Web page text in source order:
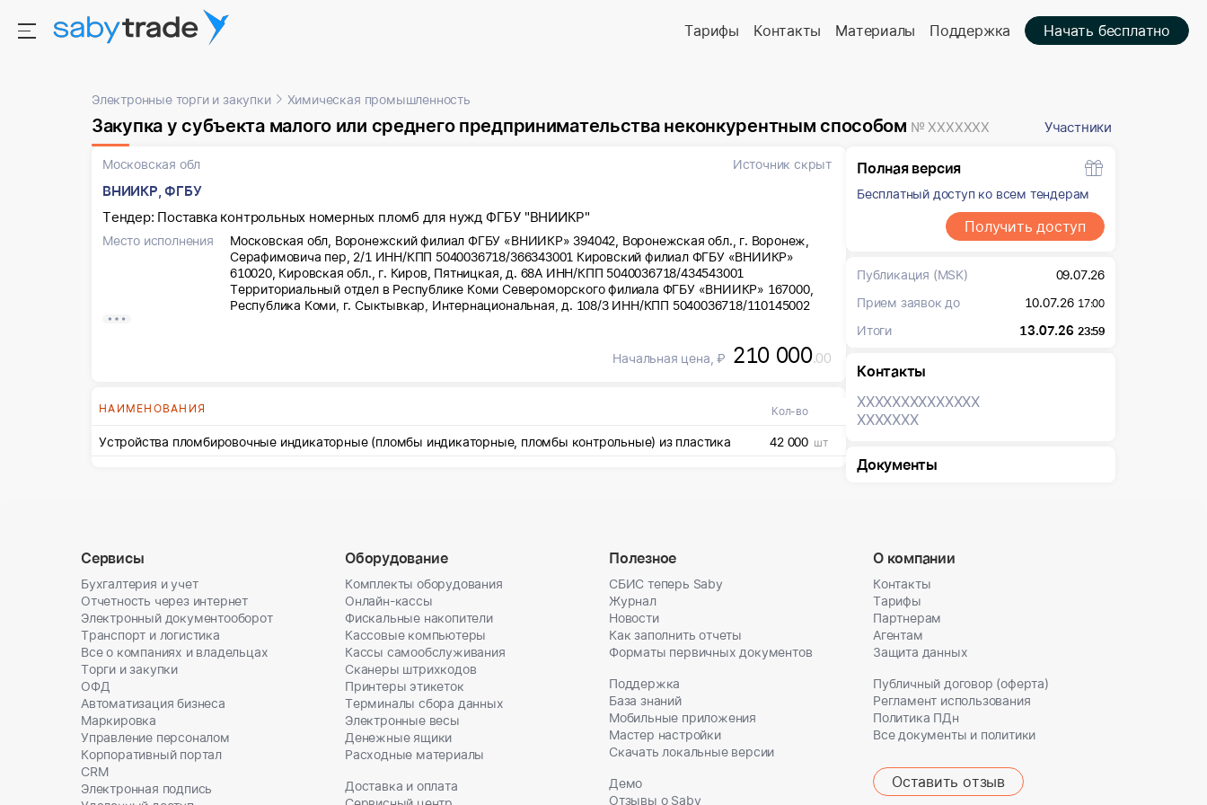
Тарифы Контакты Материалы Поддержка Начать бесплатно
Электронные торги и закупки Химическая промышленность
Закупка у субъекта малого или среднего предпринимательства неконкурентным способом № XXXXXXX Участники
Московская обл Источник скрыт
ВНИИКР, ФГБУ
Тендер: Поставка контрольных номерных пломб для нужд ФГБУ "ВНИИКР"
Место исполнения
Московская обл, Воронежский филиал ФГБУ «ВНИИКР» 394042, Воронежская обл., г. Воронеж,
Серафимовича пер, 2/1 ИНН/КПП 5040036718/366343001 Кировский филиал ФГБУ «ВНИИКР»
610020, Кировская обл., г. Киров, Пятницкая, д. 68А ИНН/КПП 5040036718/434543001
Территориальный отдел в Республике Коми Североморского филиала ФГБУ «ВНИИКР» 167000,
Республика Коми, г. Сыктывкар, Интернациональная, д. 108/3 ИНН/КПП 5040036718/110145002
Начальная цена, ₽ 210 000.00
НАИМЕНОВАНИЯ Кол-во
Устройства пломбировочные индикаторные (пломбы индикаторные, пломбы контрольные) из пластика 42 000 шт
Полная версия
Бесплатный доступ ко всем тендерам
Получить доступ
Публикация (MSK)
09.07.26
Прием заявок до
10.07.26 17:00
Итоги 13.07.26 23:59
Контакты
XXXXXXXXXXXXXX
XXXXXXX
Документы
Сервисы
Бухгалтерия и учет
Отчетность через интернет
Электронный документооборот
Транспорт и логистика
Все о компаниях и владельцах
Торги и закупки
ОФД
Автоматизация бизнеса
Маркировка
Управление персоналом
Корпоративный портал
CRM
Электронная подпись
Оборудование
Комплекты оборудования
Онлайн-кассы
Фискальные накопители
Кассовые компьютеры
Кассы самообслуживания
Сканеры штрихкодов
Принтеры этикеток
Терминалы сбора данных
Электронные весы
Денежные ящики
Расходные материалы
Доставка и оплата
Полезное
СБИС теперь Saby
Журнал
Новости
Как заполнить отчеты
Форматы первичных документов
Поддержка
База знаний
Мобильные приложения
Мастер настройки
Скачать локальные версии
Демо
Отзывы о Saby
О компании
Контакты
Тарифы
Партнерам
Агентам
Защита данных
Публичный договор (оферта)
Регламент использования
Политика ПДн
Все документы и политики
Оставить отзыв